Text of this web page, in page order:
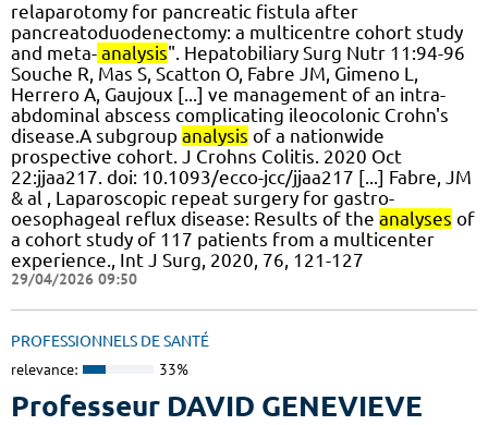
relaparotomy for pancreatic fistula after
pancreatoduodenectomy: a multicentre cohort study
and meta- analysis". Hepatobiliary Surg Nutr 11:94-96
Souche R, Mas S, Scatton O, Fabre JM, Gimeno L,
Herrero A, Gaujoux [...] ve management of an intra-
abdominal abscess complicating ileocolonic Crohn's
disease.A subgroup analysis of a nationwide
prospective cohort. J Crohns Colitis. 2020 Oct
22:jjaa217. doi: 10.1093/ecco-jcc/jjaa217 [...] Fabre, JM
& al , Laparoscopic repeat surgery for gastro-
oesophageal reflux disease: Results of the analyses of
a cohort study of 117 patients from a multicenter
experience., Int J Surg, 2020, 76, 121-127
29/04/2026 09:50
PROFESSIONNELS DE SANTÉ
relevance: 33%
Professeur DAVID GENEVIEVE